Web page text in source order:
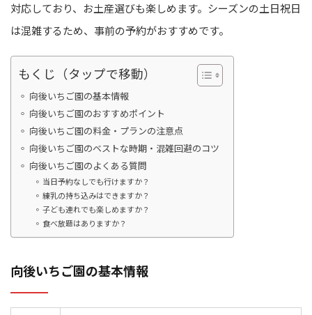
対応しており、お土産選びも楽しめます。シーズンの土日祝日
は混雑するため、事前の予約がおすすめです。
もくじ（タップで移動）
向後いちご園の基本情報
向後いちご園のおすすめポイント
向後いちご園の料金・プランの注意点
向後いちご園のベストな時期・混雑回避のコツ
向後いちご園のよくある質問
当日予約なしでも行けますか？
練乳の持ち込みはできますか？
子ども連れでも楽しめますか？
食べ放題はありますか？
向後いちご園の基本情報